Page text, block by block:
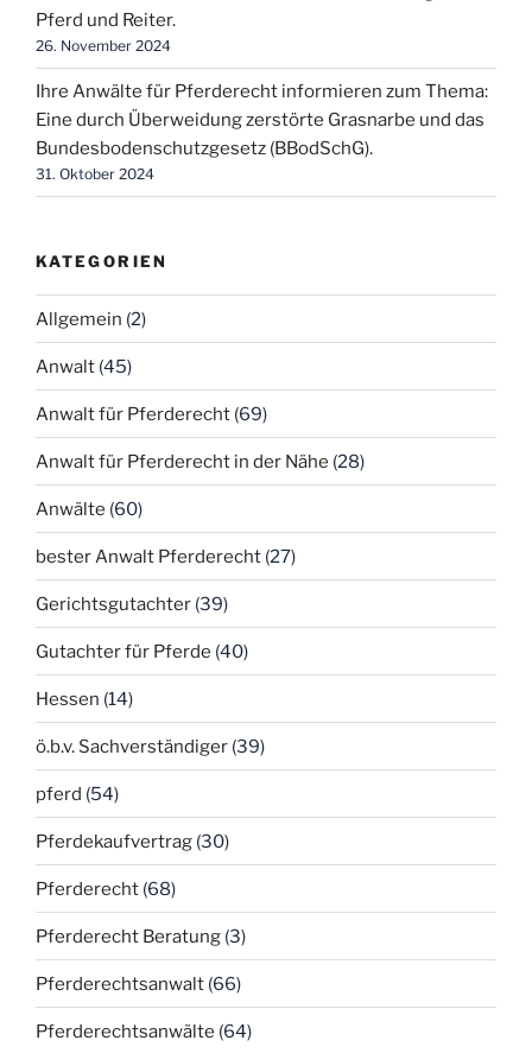
Pferd und Reiter.
26. November 2024
Ihre Anwälte für Pferderecht informieren zum Thema:
Eine durch Überweidung zerstörte Grasnarbe und das
Bundesbodenschutzgesetz (BBodSchG).
31. Oktober 2024
KATEGORIEN
Allgemein (2)
Anwalt (45)
Anwalt für Pferderecht (69)
Anwalt für Pferderecht in der Nähe (28)
Anwälte (60)
bester Anwalt Pferderecht (27)
Gerichtsgutachter (39)
Gutachter für Pferde (40)
Hessen (14)
ö.b.v. Sachverständiger (39)
pferd (54)
Pferdekaufvertrag (30)
Pferderecht (68)
Pferderecht Beratung (3)
Pferderechtsanwalt (66)
Pferderechtsanwälte (64)